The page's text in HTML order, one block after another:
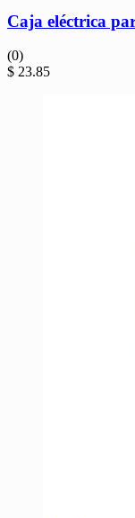
Caja eléctrica
(0)
$ 23.85